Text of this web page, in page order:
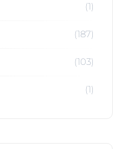
(1)
(187)
(103)
(1)